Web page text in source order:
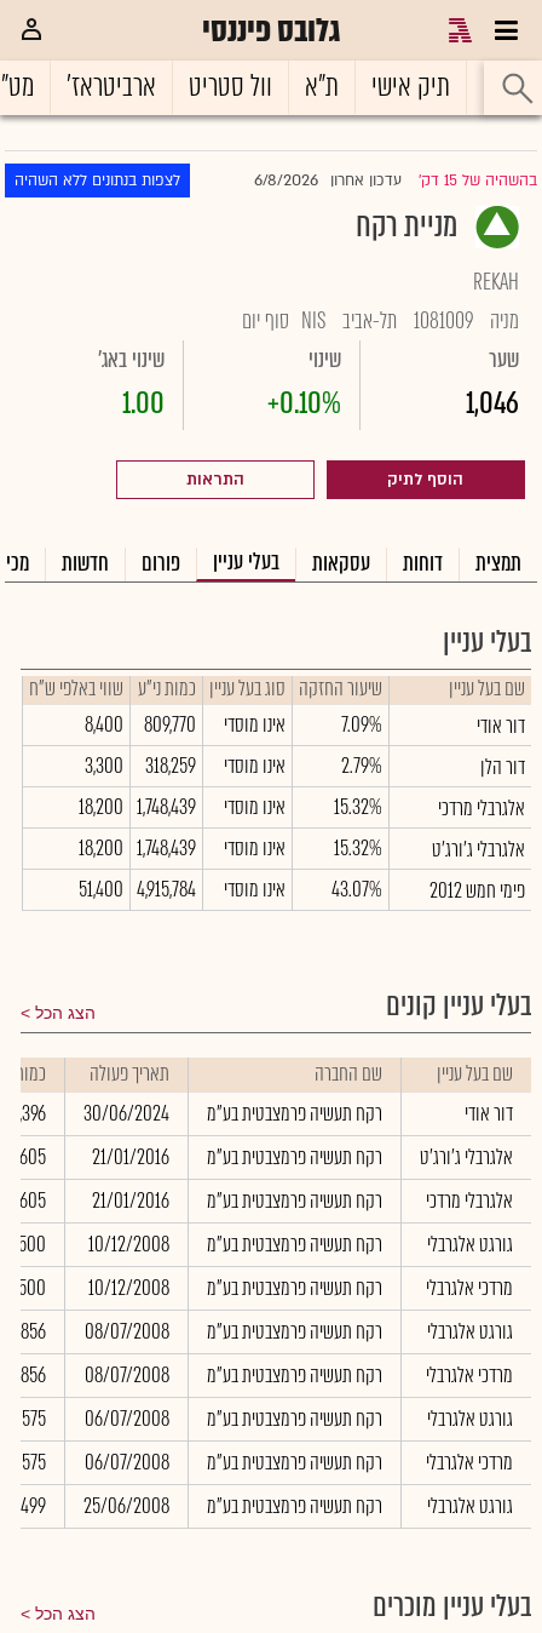
גלובס פיננסי
ראשי תיק אישי ת"א וול סטריט ארביטראז'
בהשהיה של 15 דק' |עדכון אחרון 6/8/2026 לצפות בנתונים ללא השהיה
מניית רקח
REKAH
מניה 1081009 תל-אביב NIS סוף יום
שער
1,046
שינוי
+0.10%
שינוי באג'
1.00
הוסף לתיק התראות
תמצית דוחות עסקאות בעלי עניין פורום חדשות
בעלי עניין
שם בעל עניין שיעור החזקה סוג בעל עניין כמות ני"ע שווי באלפי ש"ח
דור אודי
7.09% אינו מוסדי 809,770
8,400
דור הלן
2.79% אינו מוסדי 318,259
3,300
אלגרבלי מרדכי
15.32% אינו מוסדי 1,748,439
18,200
אלגרבלי ג'ורג'ט
15.32% אינו מוסדי 1,748,439
18,200
פימי חמש 2012
43.07% אינו מוסדי 4,915,784
51,400
בעלי עניין קונים הצג הכל
שם בעל עניין שם החברה תאריך פעולה
כמות
דור אודי
רקח תעשיה פרמצבטית בע"מ 30/06/2024
17,396
אלגרבלי ג'ורג'ט
רקח תעשיה פרמצבטית בע"מ 21/01/2016
1,605
אלגרבלי מרדכי
רקח תעשיה פרמצבטית בע"מ 21/01/2016
1,605
גורגט אלגרבלי
רקח תעשיה פרמצבטית בע"מ 10/12/2008
2,500
מרדכי אלגרבלי
רקח תעשיה פרמצבטית בע"מ 10/12/2008
2,500
גורגט אלגרבלי
רקח תעשיה פרמצבטית בע"מ 08/07/2008
856
מרדכי אלגרבלי
רקח תעשיה פרמצבטית בע"מ 08/07/2008
856
גורגט אלגרבלי
רקח תעשיה פרמצבטית בע"מ 06/07/2008
575
מרדכי אלגרבלי
רקח תעשיה פרמצבטית בע"מ 06/07/2008
575
גורגט אלגרבלי
רקח תעשיה פרמצבטית בע"מ 25/06/2008
499
בעלי עניין מוכרים הצג הכל